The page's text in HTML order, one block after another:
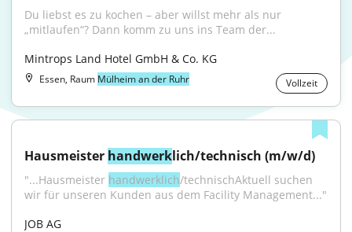
Du liebst es zu kochen – aber willst mehr als nur
„mitlaufen“? Dann komm zu uns ins Team der...
Mintrops Land Hotel GmbH & Co. KG
Essen, Raum Mülheim an der Ruhr Vollzeit
Hausmeister handwerklich/technisch (m/w/d)
"...Hausmeister handwerklich/technischAktuell suchen
wir für unseren Kunden aus dem Facility Management..."
JOB AG